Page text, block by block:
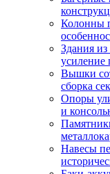
Колонны
Здания из
усиление
Вышки
сборка
Опоры
и
Навесы